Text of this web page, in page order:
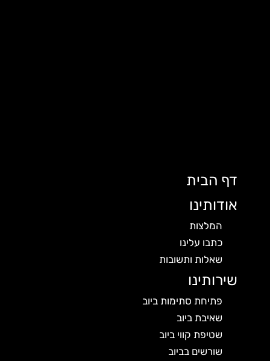
דף הבית
אודותינו
המלצות
כתבו עלינו
שאלות ותשובות
שירותינו
פתיחת סתימות ביוב
שאיבת ביוב
שטיפת קווי ביוב
שורשים בביוב